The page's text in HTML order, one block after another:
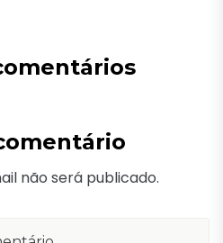
não será publicado.